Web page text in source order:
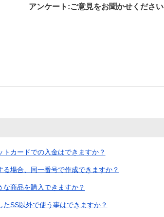
アンケート:ご意見をお聞かせください
トカードでの入金はできますか？
る場合、同一番号で作成できますか？
な商品を購入できますか？
たSS以外で使う事はできますか？